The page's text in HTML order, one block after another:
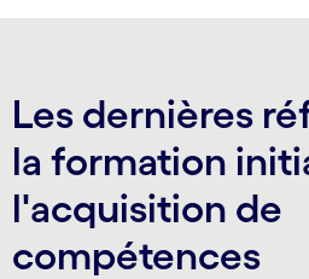
Les dernières
la formation
l'acquisition de
compétences